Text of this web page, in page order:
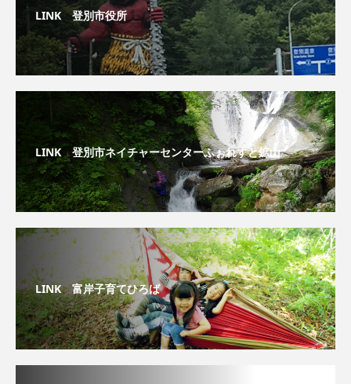
LINK 登別市役所
LINK 登別市ネイチャーセンターふぉれすと鉱山
LINK 富岸子育てひろば